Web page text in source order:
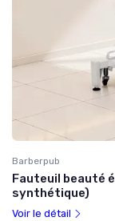
Barberpub
Fauteuil beauté
synthétique)
Voir le détail